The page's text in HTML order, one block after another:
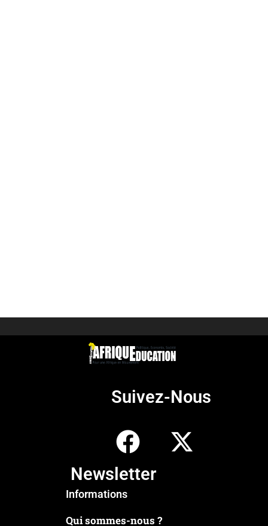
Suivez-Nous
Newsletter
Informations
Qui sommes-nous ?